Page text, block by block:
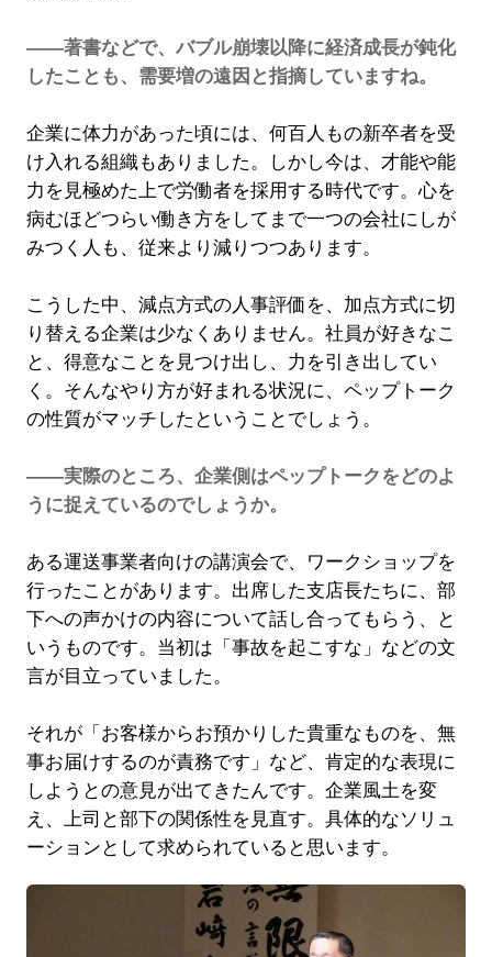
――著書などで、バブル崩壊以降に経済成長が鈍化
したことも、需要増の遠因と指摘していますね。
企業に体力があった頃には、何百人もの新卒者を受
け入れる組織もありました。しかし今は、才能や能
力を見極めた上で労働者を採用する時代です。心を
病むほどつらい働き方をしてまで一つの会社にしが
みつく人も、従来より減りつつあります。
こうした中、減点方式の人事評価を、加点方式に切
り替える企業は少なくありません。社員が好きなこ
と、得意なことを見つけ出し、力を引き出してい
く。そんなやり方が好まれる状況に、ペップトーク
の性質がマッチしたということでしょう。
――実際のところ、企業側はペップトークをどのよ
うに捉えているのでしょうか。
ある運送事業者向けの講演会で、ワークショップを
行ったことがあります。出席した支店長たちに、部
下への声かけの内容について話し合ってもらう、と
いうものです。当初は「事故を起こすな」などの文
言が目立っていました。
それが「お客様からお預かりした貴重なものを、無
事お届けするのが責務です」など、肯定的な表現に
しようとの意見が出てきたんです。企業風土を変
え、上司と部下の関係性を見直す。具体的なソリュ
ーションとして求められていると思います。